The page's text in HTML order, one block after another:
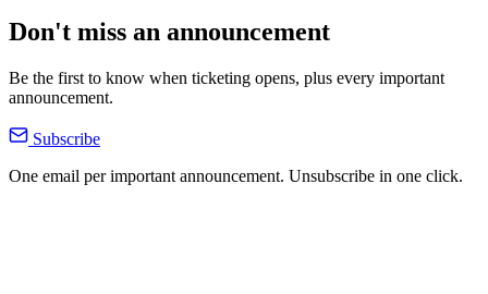
Don't miss an announcement
Be the first to know when ticketing opens, plus every important
announcement.
Subscribe
One email per important announcement. Unsubscribe in one click.